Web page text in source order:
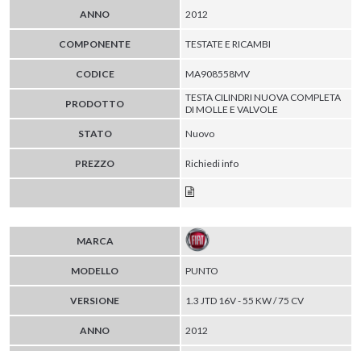
ANNO 2012
COMPONENTE TESTATE E RICAMBI
CODICE MA908558MV
PRODOTTO
TESTA CILINDRI NUOVA COMPLETA
DI MOLLE E VALVOLE
STATO
Nuovo
PREZZO Richiedi info
MARCA
MODELLO PUNTO
VERSIONE 1.3 JTD 16V - 55 KW / 75 CV
ANNO 2012